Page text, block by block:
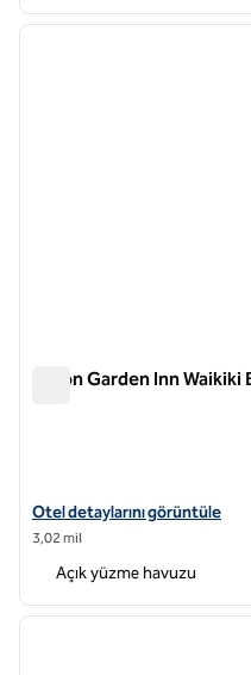
1 / 12
Hilton Garden Inn Waikiki
Hilton Garden Inn Waikiki
Otel detaylarını görüntüle
3,02 mil
Açık yüzme havuzu
1 / 12